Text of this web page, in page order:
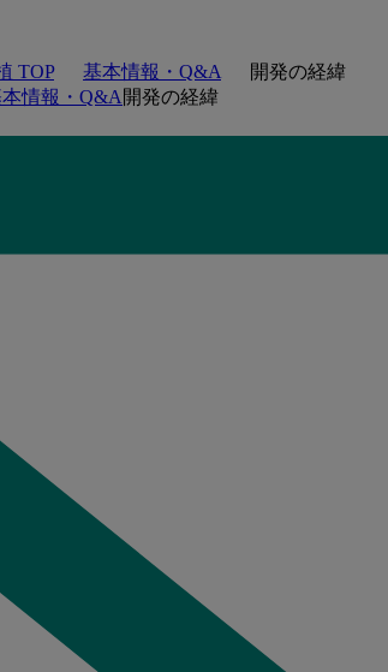
TOP 基本情報・Q&A
開発の経緯
情報・Q&A 開発の経緯